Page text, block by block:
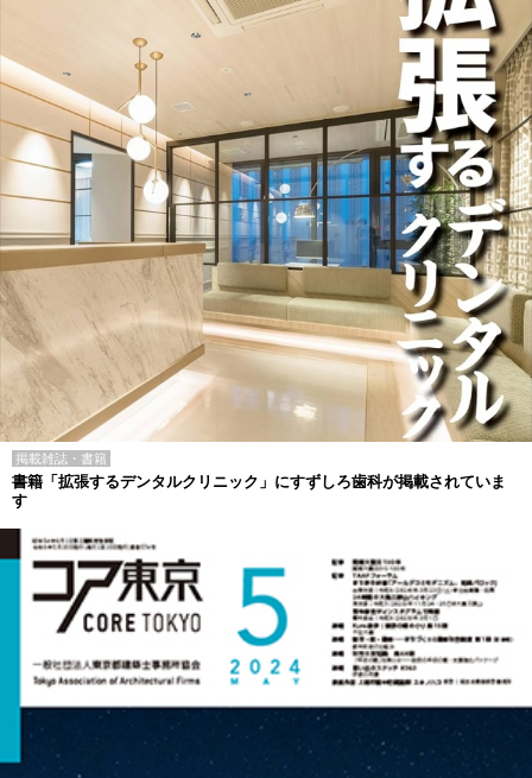
掲載雑誌・書籍
書籍「拡張するデンタルクリニック」にすずしろ歯科が掲載されていま
す